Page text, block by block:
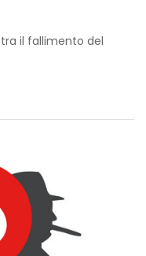
il fallimento del